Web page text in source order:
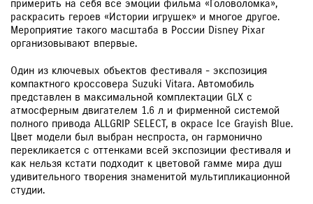
примерить на себя все эмоции фильма «Головоломка»,
раскрасить героев «Истории игрушек» и многое другое.
Мероприятие такого масштаба в России Disney Pixar
организовывают впервые.
Один из ключевых объектов фестиваля - экспозиция
компактного кроссовера Suzuki Vitara. Автомобиль
представлен в максимальной комплектации GLX с
атмосферным двигателем 1.6 л и фирменной системой
полного привода ALLGRIP SELECT, в окрасе Ice Grayish Blue.
Цвет модели был выбран неспроста, он гармонично
перекликается с оттенками всей экспозиции фестиваля и
как нельзя кстати подходит к цветовой гамме мира душ
удивительного творения знаменитой мультипликационной
студии.